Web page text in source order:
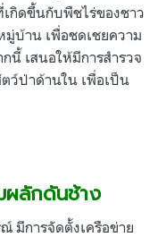
เกิดขึ้นกับพืชไร่ของชาว
บ้าน เพื่อชดเชยความ
นี้ เสนอให้มีการสำรวจ
ว์ป่าด้านใน เพื่อเป็น
ผลักดันช้าง
มีการจัดตั้งเครือข่าย